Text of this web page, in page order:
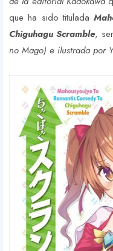
que ha sido titulada
Chiguhagu Scramble,
no Mago) e ilustrada por